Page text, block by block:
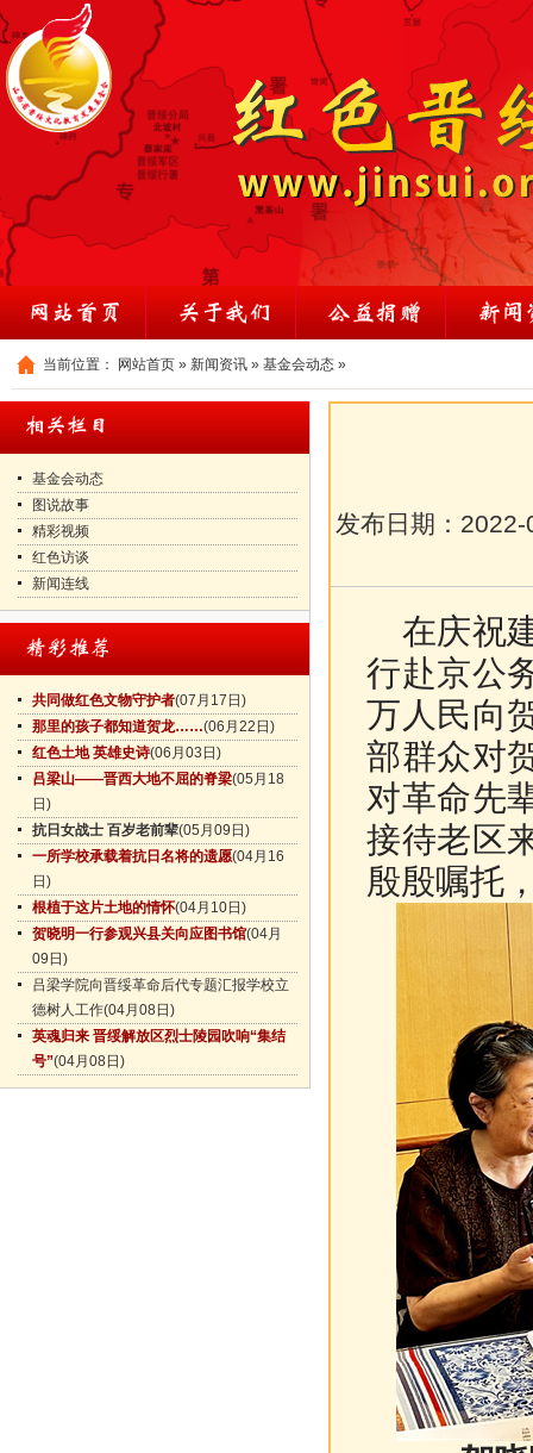
当前位置： 网站首页 » 新闻资讯 » 基金会动态 »
基金会动态
图说故事
精彩视频
红色访谈
新闻连线
共同做红色文物守护者(07月17日)
那里的孩子都知道贺龙……(06月22日)
红色土地 英雄史诗(06月03日)
吕梁山——晋西大地不屈的脊梁(05月18
日)
抗日女战士 百岁老前辈(05月09日)
一所学校承载着抗日名将的遗愿(04月16
日)
根植于这片土地的情怀(04月10日)
贺晓明一行参观兴县关向应图书馆(04月
09日)
吕梁学院向晋绥革命后代专题汇报学校立
德树人工作(04月08日)
英魂归来 晋绥解放区烈士陵园吹响“集结
号”(04月08日)
发布日期： 2022-
在庆祝
行赴京公
万人民向
部群众对
对革命先
接待老区
殷殷嘱托